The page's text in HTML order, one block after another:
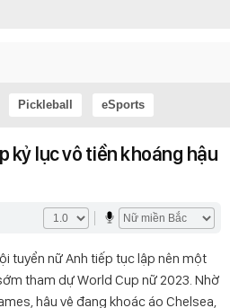
Pickleball eSports
kỷ lục vô tiền khoáng hậu
tuyển nữ Anh tiếp tục lập nên một
tham dự World Cup nữ 2023. Nhờ
hậu vệ đang khoác áo Chelsea,